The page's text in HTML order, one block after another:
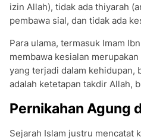
izin Allah), tidak ada thiyarah
pembawa sial, dan tidak ada
Para ulama, termasuk Imam
membawa kesialan
yang terjadi dalam kehidupan,
adalah ketetapan takdir Allah,
Pernikahan Agung
Sejarah Islam justru mencatat